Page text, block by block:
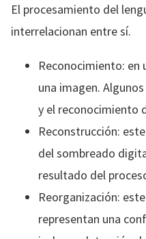
El procesamiento del
interrelacionan entre sí.
Reconocimiento:
una imagen.
y el reconocimiento
Reconstrucción:
del sombreado
resultado del
Reorganización:
representan una